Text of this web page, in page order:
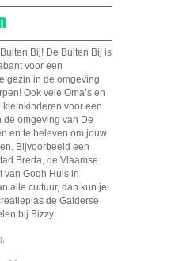
Bij! De Buiten Bij is
voor een
gezin in de omgeving
Ook vele Oma’s en
kleinkinderen voor een
de omgeving van De
en te beleven om jouw
Bijvoorbeeld een
Breda, de Vlaamse
van Gogh Huis in
alle cultuur, dan kun je
de Galderse
bij Bizzy.